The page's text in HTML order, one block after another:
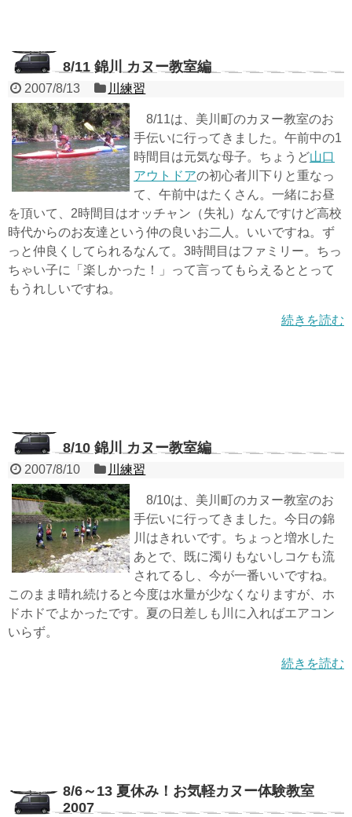
8/11 錦川 カヌー教室編
2007/8/13 川練習
8/11は、美川町のカヌー教室のお
手伝いに行ってきました。午前中の1
時間目は元気な母子。ちょうど山口
アウトドアの初心者川下りと重なっ
て、午前中はたくさん。一緒にお昼
を頂いて、2時間目はオッチャン（失礼）なんですけど高校
時代からのお友達という仲の良いお二人。いいですね。ず
っと仲良くしてられるなんて。3時間目はファミリー。ちっ
ちゃい子に「楽しかった！」って言ってもらえるととって
もうれしいですね。
続きを読む
8/10 錦川 カヌー教室編
2007/8/10 川練習
8/10は、美川町のカヌー教室のお
手伝いに行ってきました。今日の錦
川はきれいです。ちょっと増水した
あとで、既に濁りもないしコケも流
されてるし、今が一番いいですね。
このまま晴れ続けると今度は水量が少なくなりますが、ホ
ドホドでよかったです。夏の日差しも川に入ればエアコン
いらず。
続きを読む
8/6～13 夏休み！お気軽カヌー体験教室
2007